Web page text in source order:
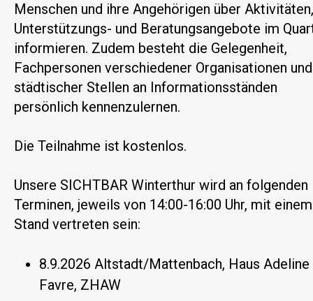
Menschen und ihre Angehörigen über Aktivitäten,
Unterstützungs- und Beratungsangebote im
informieren. Zudem besteht die Gelegenheit,
Fachpersonen verschiedener Organisationen und
städtischer Stellen an Informationsständen
persönlich kennenzulernen.
Die Teilnahme ist kostenlos.
Unsere SICHTBAR Winterthur wird an folgenden
Terminen, jeweils von 14:00-16:00 Uhr, mit einem
Stand vertreten sein:
8.9.2026 Altstadt/Mattenbach, Haus Adeline
Favre, ZHAW